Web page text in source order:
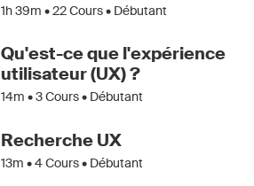
1h 39m •22Cours • Débutant
Qu'est-ce que l'expérience
utilisateur (UX) ?
14m •3Cours • Débutant
Recherche UX
13m •4Cours • Débutant